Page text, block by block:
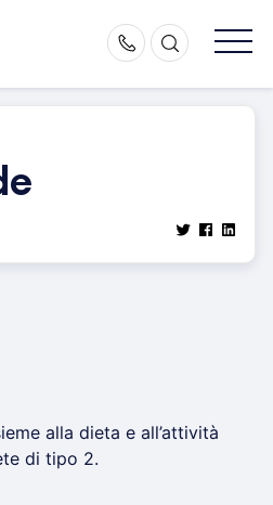
alla dieta e all’attività
di tipo 2.